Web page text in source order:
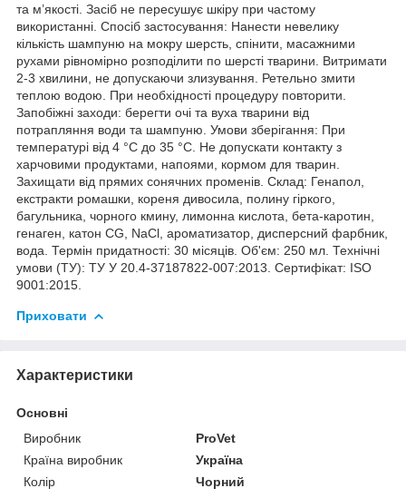
та м’якості. Засіб не пересушує шкіру при частому
використанні. Спосіб застосування: Нанести невелику
кількість шампуню на мокру шерсть, спінити, масажними
рухами рівномірно розподілити по шерсті тварини. Витримати
2-3 хвилини, не допускаючи злизування. Ретельно змити
теплою водою. При необхідності процедуру повторити.
Запобіжні заходи: берегти очі та вуха тварини від
потрапляння води та шампуню. Умови зберігання: При
температурі від 4 °С до 35 °С. Не допускати контакту з
харчовими продуктами, напоями, кормом для тварин.
Захищати від прямих сонячних променів. Склад: Генапол,
екстракти ромашки, кореня дивосила, полину гіркого,
багульника, чорного кмину, лимонна кислота, бета-каротин,
генаген, катон СG, NaCl, ароматизатор, дисперсний фарбник,
вода. Термін придатності: 30 місяців. Об'єм: 250 мл. Технічні
умови (ТУ): ТУ У 20.4-37187822-007:2013. Сертифікат: ISO
9001:2015.
Приховати
Характеристики
Основні
Виробник
ProVet
Країна виробник
Україна
Колір
Чорний